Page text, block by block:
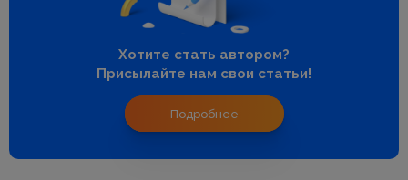
Хотите стать автором?
Присылайте нам свои статьи!
Подробнее